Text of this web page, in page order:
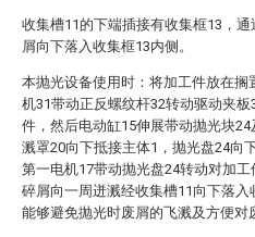
收集槽11的下端插接有收集框13，
屑向下落入收集框13内侧。
本抛光设备使用时：将加工件放在搁
机31带动正反螺纹杆32转动驱动夹
件，然后电动缸15伸展带动抛光块
溅罩20向下抵接主体1，抛光盘24向
第一电机17带动抛光盘24转动对加
碎屑向一周迸溅经收集槽11向下落入
能够避免抛光时废屑的飞溅及方便对